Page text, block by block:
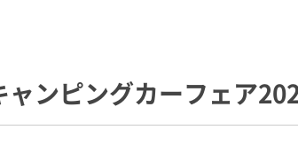
ンピングカーフェア